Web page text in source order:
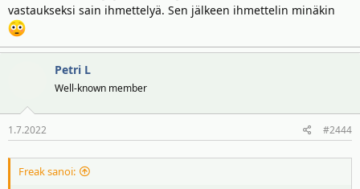
vastaukseksi sain ihmettelyä. Sen jälkeen ihmettelin minäkin
Petri L
Well-known member
1.7.2022 #2444
Freak sanoi: